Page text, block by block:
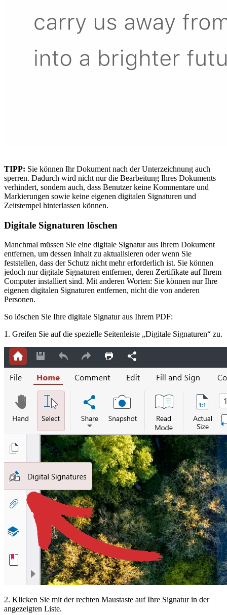
TIPP: Sie können Ihr Dokument nach der Unterzeichnung auch
sperren. Dadurch wird nicht nur die Bearbeitung Ihres Dokuments
verhindert, sondern auch, dass Benutzer keine Kommentare und
Markierungen sowie keine eigenen digitalen Signaturen und
Zeitstempel hinterlassen können.
Digitale Signaturen löschen
Manchmal müssen Sie eine digitale Signatur aus Ihrem Dokument
entfernen, um dessen Inhalt zu aktualisieren oder wenn Sie
feststellen, dass der Schutz nicht mehr erforderlich ist. Sie können
jedoch nur digitale Signaturen entfernen, deren Zertifikate auf Ihrem
Computer installiert sind. Mit anderen Worten: Sie können nur Ihre
eigenen digitalen Signaturen entfernen, nicht die von anderen
Personen.
So löschen Sie Ihre digitale Signatur aus Ihrem PDF:
1. Greifen Sie auf die spezielle Seitenleiste „Digitale Signaturen“ zu.
2. Klicken Sie mit der rechten Maustaste auf Ihre Signatur in der
angezeigten Liste.